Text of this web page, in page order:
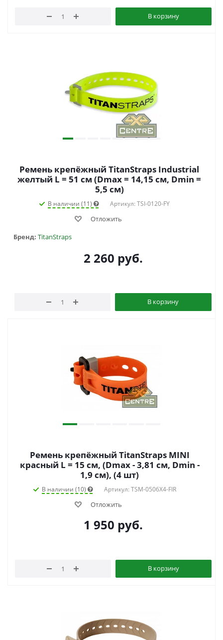
В корзину
Ремень крепёжный TitanStraps Industrial
желтый L = 51 см (Dmax = 14,15 см, Dmin =
5,5 см)
В наличии (11) Артикул: TSI-0120-FY
Отложить
Бренд: TitanStraps
2 260 руб.
В корзину
Ремень крепёжный TitanStraps MINI
красный L = 15 см, (Dmax - 3,81 см, Dmin -
1,9 см), (4 шт)
В наличии (10) Артикул: TSM-0506X4-FIR
Отложить
1 950 руб.
В корзину